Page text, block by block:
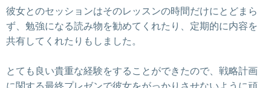
彼女とのセッションはそのレッスンの時間だけにとどまら
ず、勉強になる読み物を勧めてくれたり、定期的に内容を
共有してくれたりもしました。
とても良い貴重な経験をすることができたので、戦略計画
に関する最終プレゼンで彼女をがっかりさせないように頑